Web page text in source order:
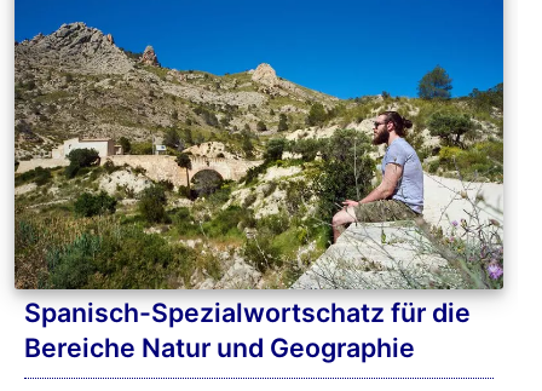
Spanisch-Spezialwortschatz für die
Bereiche Natur und Geographie